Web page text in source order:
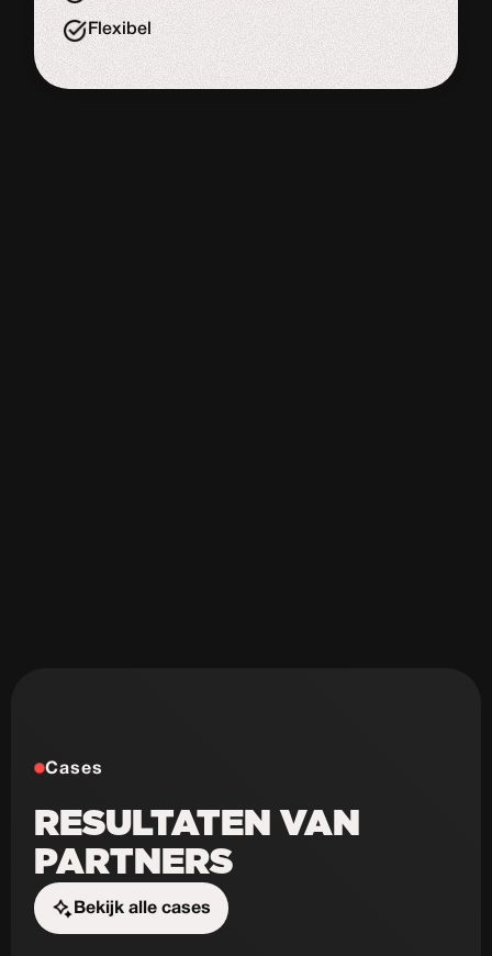
Flexibel
Cases
RESULTATEN VAN
PARTNERS
Bekijk alle cases
Start de uitdaging